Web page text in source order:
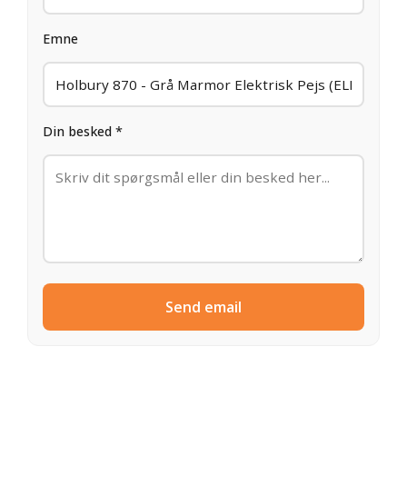
Emne
Din besked *
Send email